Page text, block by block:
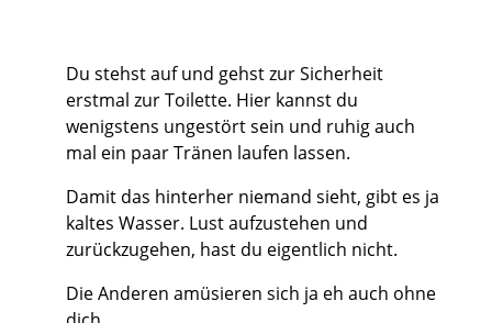
Du stehst auf und gehst zur Sicherheit
erstmal zur Toilette. Hier kannst du
wenigstens ungestört sein und ruhig auch
mal ein paar Tränen laufen lassen.
Damit das hinterher niemand sieht, gibt es ja
kaltes Wasser. Lust aufzustehen und
zurückzugehen, hast du eigentlich nicht.
Die Anderen amüsieren sich ja eh auch ohne